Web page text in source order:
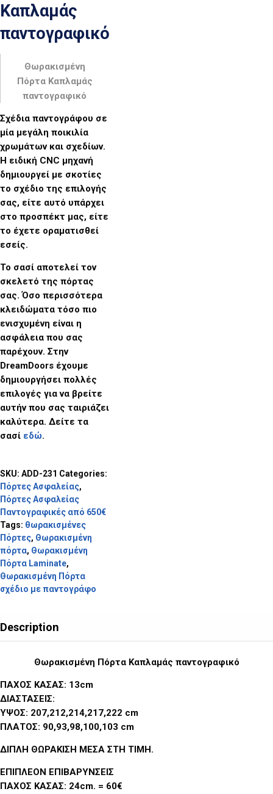
Καπλαμάς
παντογραφικό
Θωρακισμένη
Πόρτα Καπλαμάς
παντογραφικό
Σχέδια παντογράφου σε
μία μεγάλη ποικιλία
χρωμάτων και σχεδίων.
Η ειδική CNC μηχανή
δημιουργεί με σκοτίες
το σχέδιο της επιλογής
σας, είτε αυτό υπάρχει
στο προσπέκτ μας, είτε
το έχετε οραματισθεί
εσείς.
Το σασί αποτελεί τον
σκελετό της πόρτας
σας. Όσο περισσότερα
κλειδώματα τόσο πιο
ενισχυμένη είναι η
ασφάλεια που σας
παρέχουν. Στην
DreamDoors έχουμε
δημιουργήσει πολλές
επιλογές για να βρείτε
αυτήν που σας ταιριάζει
καλύτερα. Δείτε τα
σασί εδώ.
SKU: ADD-231 Categories:
Πόρτες Ασφαλείας,
Πόρτες Ασφαλείας
Παντογραφικές από 650€
Tags: θωρακισμένες
Πόρτες, Θωρακισμένη
πόρτα, Θωρακισμένη
Πόρτα Laminate,
Θωρακισμένη Πόρτα
σχέδιο με παντογράφο
Description
Θωρακισμένη Πόρτα Καπλαμάς παντογραφικό
ΠΑΧΟΣ ΚΑΣΑΣ: 13cm
ΔΙΑΣΤΑΣΕΙΣ:
ΥΨΟΣ: 207,212,214,217,222 cm
ΠΛΑΤΟΣ: 90,93,98,100,103 cm
ΔΙΠΛΗ ΘΩΡΑΚΙΣΗ ΜΕΣΑ ΣΤΗ ΤΙΜΗ.
ΕΠΙΠΛΕΟΝ ΕΠΙΒΑΡΥΝΣΕΙΣ
ΠΑΧΟΣ ΚΑΣΑΣ: 24cm. = 60€